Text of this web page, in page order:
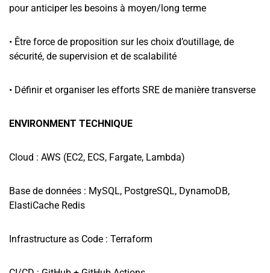
pour anticiper les besoins à moyen/long terme
• Être force de proposition sur les choix d’outillage, de
sécurité, de supervision et de scalabilité
• Définir et organiser les efforts SRE de manière transverse
ENVIRONMENT TECHNIQUE
Cloud : AWS (EC2, ECS, Fargate, Lambda)
Base de données : MySQL, PostgreSQL, DynamoDB,
ElastiCache Redis
Infrastructure as Code : Terraform